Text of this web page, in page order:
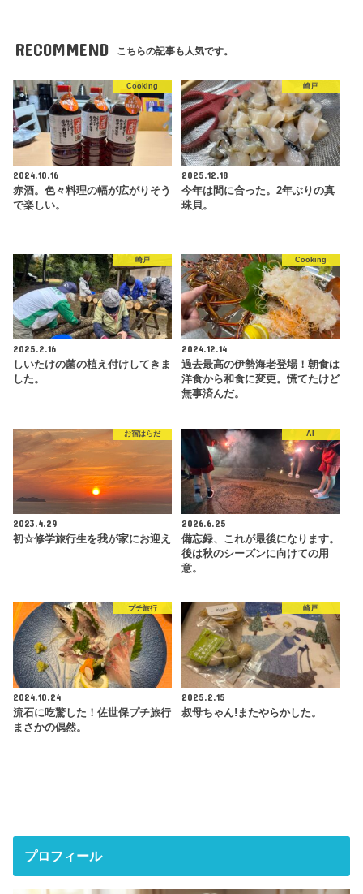
RECOMMEND こちらの記事も人気です。
Cooking
2024.10.16
赤酒。色々料理の幅が広がりそう
で楽しい。
崎戸
2025.12.18
今年は間に合った。2年ぶりの真
珠貝。
崎戸
2025.2.16
しいたけの菌の植え付けしてきま
した。
Cooking
2024.12.14
過去最高の伊勢海老登場！朝食は
洋食から和食に変更。慌てたけど
無事済んだ。
お宿はらだ
2023.4.29
初☆修学旅行生を我が家にお迎え
AI
2026.6.25
備忘録、これが最後になります。
後は秋のシーズンに向けての用
意。
プチ旅行
2024.10.24
流石に吃驚した！佐世保プチ旅行
まさかの偶然。
崎戸
2025.2.15
叔母ちゃん!またやらかした。
プロフィール